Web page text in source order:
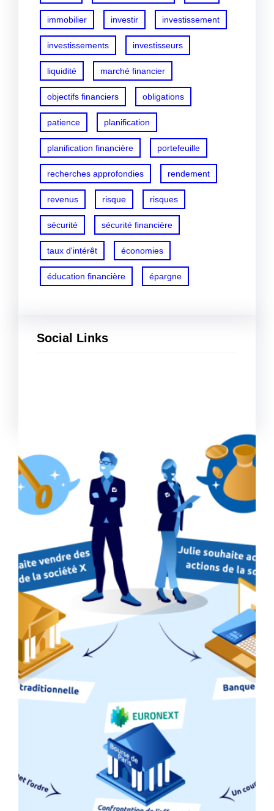
immobilier investir investissement
investissements investisseurs
liquidité marché financier
objectifs financiers obligations
patience planification
planification financière portefeuille
recherches approfondies rendement
revenus risque risques
sécurité sécurité financière
taux d'intérêt économies
éducation financière épargne
Social Links